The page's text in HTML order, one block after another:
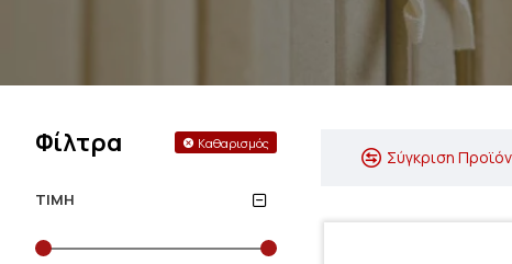
Φίλτρα Καθαρισμός
ΤΙΜΉ
Σύγκριση